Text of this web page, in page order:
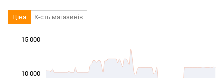
Ціна К-сть магазинів
10 000
15 000